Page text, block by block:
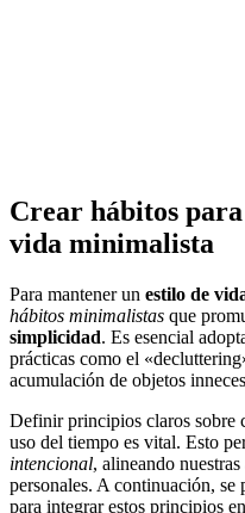
Crear hábitos
vida minimalista
Para mantener un estilo de
hábitos minimalistas que
simplicidad. Es esencial
prácticas como el
acumulación de objetos
Definir principios claros sobre
uso del tiempo es vital. Esto
intencional, alineando
personales. A continuación, se
para integrar estos principios